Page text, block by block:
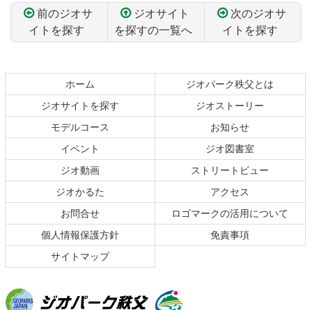
前のジオサ
イトを探す
ジオサイト
を探すの一覧へ
次のジオサ
イトを探す
ン
文
へ
の
へ
ホーム
ジオパーク秩父とは
ジオサイトを探す
ジオストーリー
モデルコース
お知らせ
イベント
ジオ図書室
ジオ動画
ストリートビュー
ジオかるた
アクセス
お問合せ
ロゴマークの活用について
個人情報保護方針
免責事項
サイトマップ